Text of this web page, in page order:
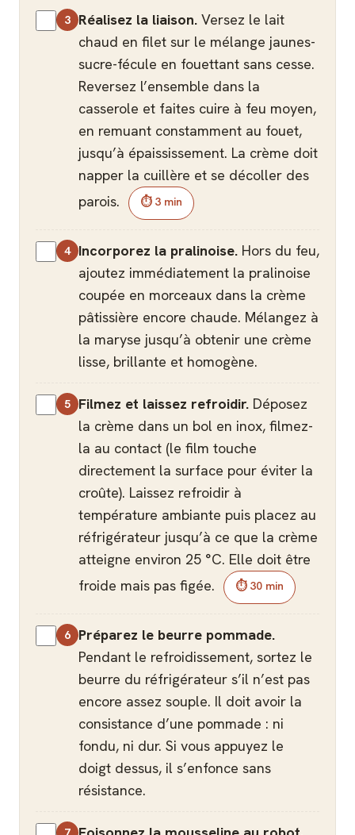
Réalisez la liaison. Versez le lait
chaud en filet sur le mélange jaunes-
sucre-fécule en fouettant sans cesse.
Reversez l’ensemble dans la
casserole et faites cuire à feu moyen,
en remuant constamment au fouet,
jusqu’à épaississement. La crème doit
napper la cuillère et se décoller des
parois.
⏱ 3 min
Incorporez la pralinoise. Hors du feu,
ajoutez immédiatement la pralinoise
coupée en morceaux dans la crème
pâtissière encore chaude. Mélangez à
la maryse jusqu’à obtenir une crème
lisse, brillante et homogène.
Filmez et laissez refroidir. Déposez
la crème dans un bol en inox, filmez-
la au contact (le film touche
directement la surface pour éviter la
croûte). Laissez refroidir à
température ambiante puis placez au
réfrigérateur jusqu’à ce que la crème
atteigne environ 25 °C. Elle doit être
froide mais pas figée.
⏱ 30 min
Préparez le beurre pommade.
Pendant le refroidissement, sortez le
beurre du réfrigérateur s’il n’est pas
encore assez souple. Il doit avoir la
consistance d’une pommade : ni
fondu, ni dur. Si vous appuyez le
doigt dessus, il s’enfonce sans
résistance.